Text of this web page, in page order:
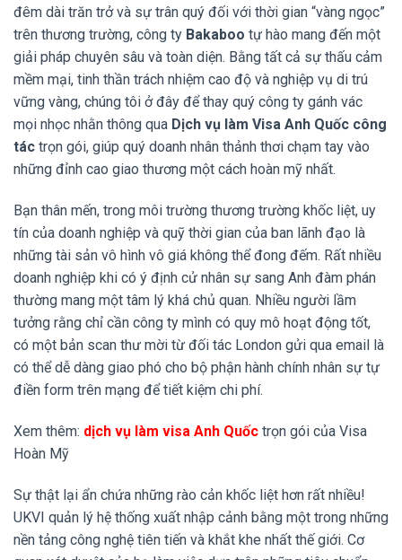
đêm dài trăn trở và sự trân quý đối với thời gian “vàng ngọc”
trên thương trường, công ty Bakaboo tự hào mang đến một
giải pháp chuyên sâu và toàn diện. Bằng tất cả sự thấu cảm
mềm mại, tinh thần trách nhiệm cao độ và nghiệp vụ di trú
vững vàng, chúng tôi ở đây để thay quý công ty gánh vác
mọi nhọc nhằn thông qua Dịch vụ làm Visa Anh Quốc công
tác trọn gói, giúp quý doanh nhân thảnh thơi chạm tay vào
những đỉnh cao giao thương một cách hoàn mỹ nhất.
Bạn thân mến, trong môi trường thương trường khốc liệt, uy
tín của doanh nghiệp và quỹ thời gian của ban lãnh đạo là
những tài sản vô hình vô giá không thể đong đếm. Rất nhiều
doanh nghiệp khi có ý định cử nhân sự sang Anh đàm phán
thường mang một tâm lý khá chủ quan. Nhiều người lầm
tưởng rằng chỉ cần công ty mình có quy mô hoạt động tốt,
có một bản scan thư mời từ đối tác London gửi qua email là
có thể dễ dàng giao phó cho bộ phận hành chính nhân sự tự
điền form trên mạng để tiết kiệm chi phí.
Xem thêm: dịch vụ làm visa Anh Quốc trọn gói của Visa
Hoàn Mỹ
Sự thật lại ẩn chứa những rào cản khốc liệt hơn rất nhiều!
UKVI quản lý hệ thống xuất nhập cảnh bằng một trong những
nền tảng công nghệ tiên tiến và khắt khe nhất thế giới. Cơ